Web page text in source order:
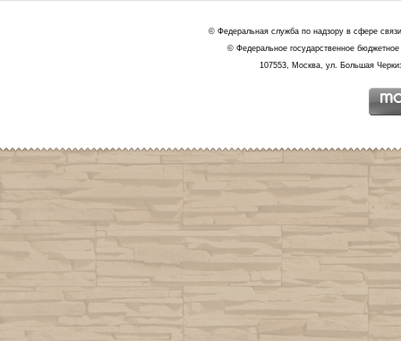
© Федеральная служба по надзору в сфере
© Федеральное государственное
107553, Москва, ул. Большая